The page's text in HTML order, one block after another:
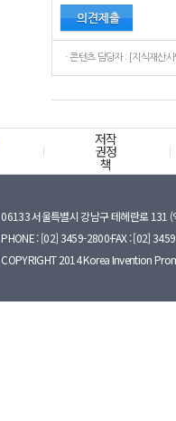
저작
권정
책
06133 서울특별시 강남구 테헤란로 131 (
PHONE : [02] 3459-2800·FAX : [02]
COPYRIGHT 2014 Korea Invention